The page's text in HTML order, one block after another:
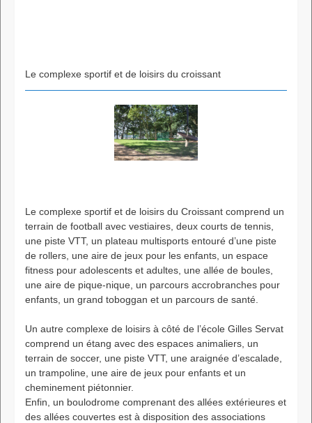
Le complexe sportif et de loisirs du croissant
Le complexe sportif et de loisirs du Croissant comprend un
terrain de football avec vestiaires, deux courts de tennis,
une piste VTT, un plateau multisports entouré d’une piste
de rollers, une aire de jeux pour les enfants, un espace
fitness pour adolescents et adultes, une allée de boules,
une aire de pique-nique, un parcours accrobranches pour
enfants, un grand toboggan et un parcours de santé.
Un autre complexe de loisirs à côté de l’école Gilles Servat
comprend un étang avec des espaces animaliers, un
terrain de soccer, une piste VTT, une araignée d’escalade,
un trampoline, une aire de jeux pour enfants et un
cheminement piétonnier.
Enfin, un boulodrome comprenant des allées extérieures et
des allées couvertes est à disposition des associations